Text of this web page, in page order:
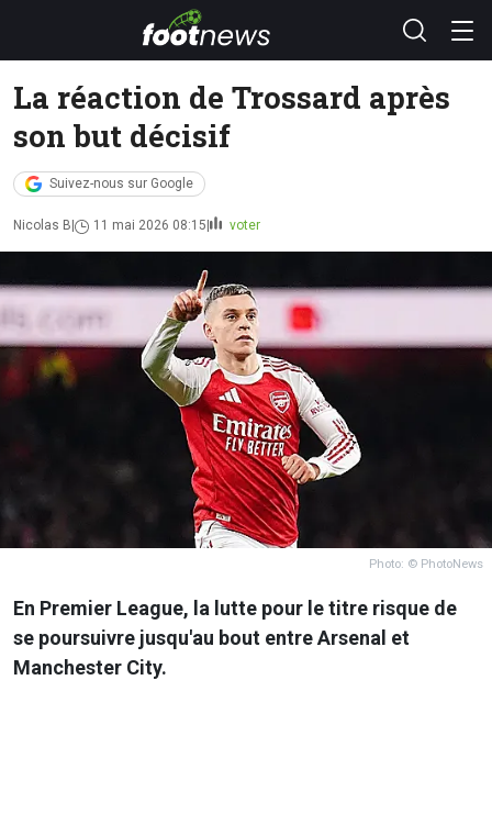
La réaction de Trossard après
son but décisif
Suivez-nous sur Google
Nicolas B 11 mai 2026 08:15 voter
Photo: © PhotoNews
En Premier League, la lutte pour le titre risque de
se poursuivre jusqu'au bout entre Arsenal et
Manchester City.